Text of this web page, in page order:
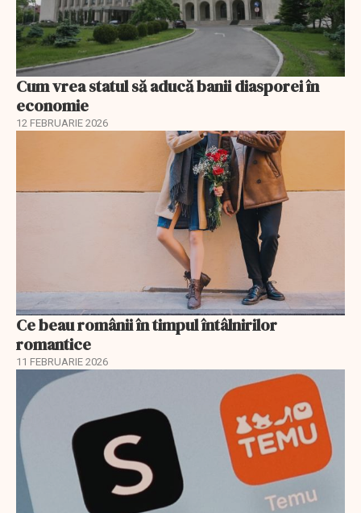
Cum vrea statul să aducă banii diasporei în
economie
12 FEBRUARIE 2026
Ce beau românii în timpul întâlnirilor
romantice
11 FEBRUARIE 2026